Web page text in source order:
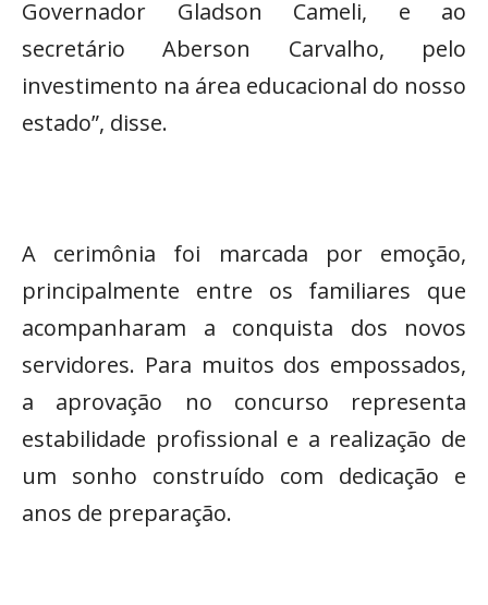
Governador Gladson Cameli, e ao
secretário Aberson Carvalho, pelo
investimento na área educacional do nosso
estado”, disse.
A cerimônia foi marcada por emoção,
principalmente entre os familiares que
acompanharam a conquista dos novos
servidores. Para muitos dos empossados,
a aprovação no concurso representa
estabilidade profissional e a realização de
um sonho construído com dedicação e
anos de preparação.